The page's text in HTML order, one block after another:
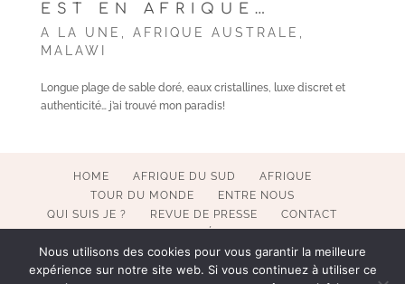
EST EN AFRIQUE…
A LA UNE AFRIQUE AUSTRALE
MALAWI
Longue plage de sable doré, eaux cristallines, luxe discret et
authenticité… j’ai trouvé mon paradis!
HOME AFRIQUE DU SUD
AFRIQUE
TOUR DU MONDE
ENTRE NOUS
QUI SUIS JE ?
REVUE DE PRESSE
CONTACT
Nous utilisons des cookies pour vous garantir la meilleure
expérience sur notre site web. Si vous continuez à utiliser ce